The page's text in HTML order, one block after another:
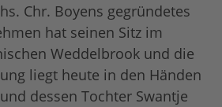
Chr. Boyens gegründetes
hat seinen Sitz im
Weddelbrook und die
liegt heute in den Händen
dessen Tochter Swantje